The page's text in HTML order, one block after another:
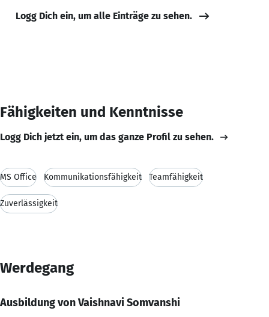
Logg Dich ein, um alle Einträge zu sehen.
Fähigkeiten und Kenntnisse
Logg Dich jetzt ein, um das ganze Profil zu sehen.
MS Office Kommunikationsfähigkeit Teamfähigkeit
Zuverlässigkeit
Werdegang
Ausbildung von Vaishnavi Somvanshi